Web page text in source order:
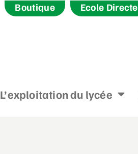
Boutique Ecole Directe
L’exploitation du lycée